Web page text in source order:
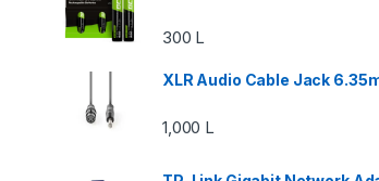
300 L
XLR Audio Cable Jack
1,000 L